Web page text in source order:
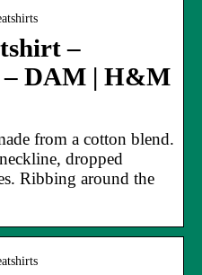
–
– DAM | H&M
from a cotton blend.
dropped
Ribbing around the